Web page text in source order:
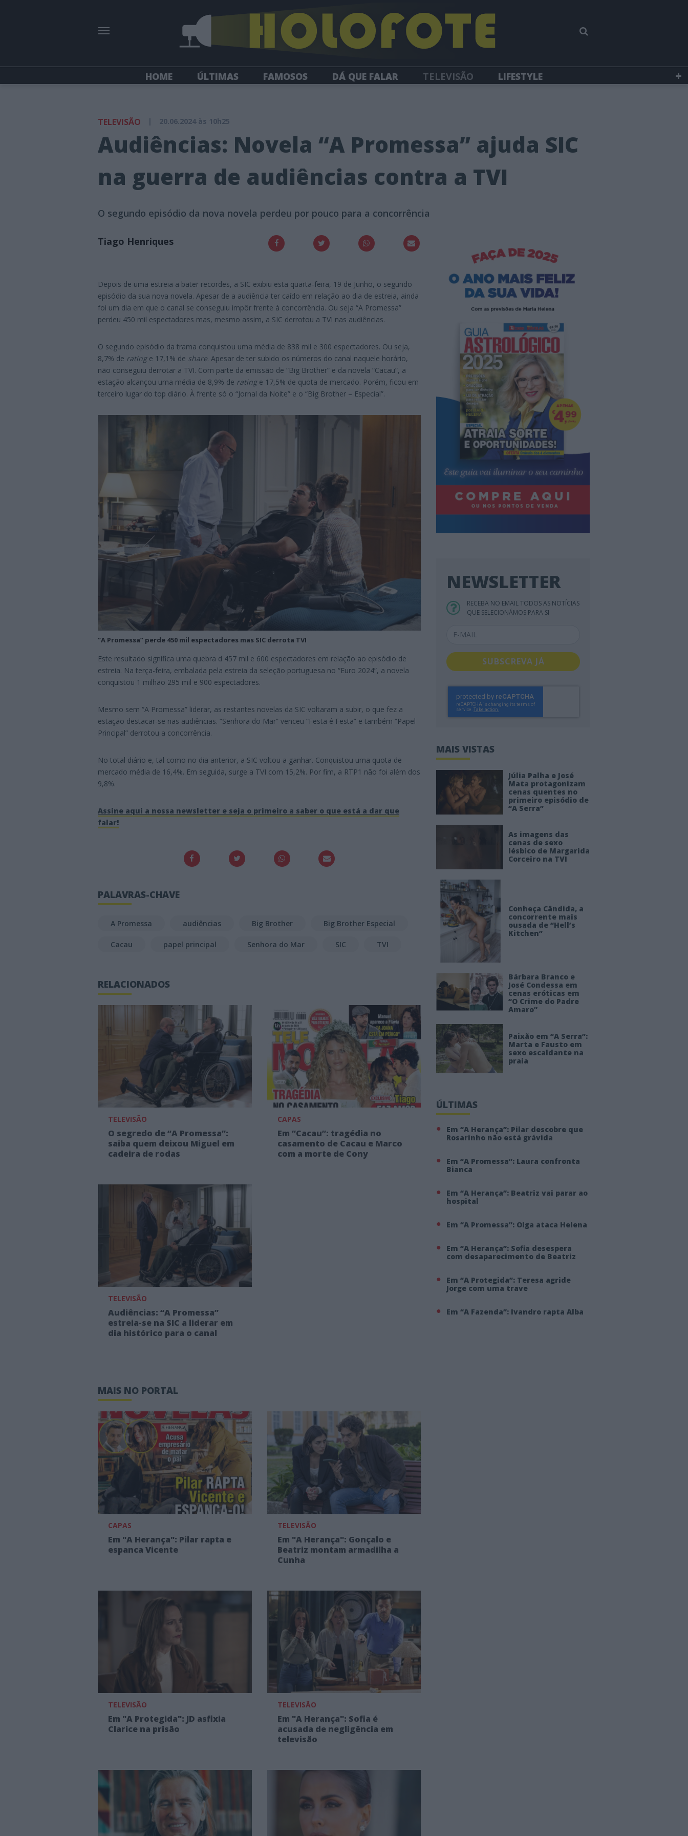
HOME ÚLTIMAS FAMOSOS DÁ QUE FALAR TELEVISÃO
LIFESTYLE
TELEVISÃO | 20.06.2024 às 10h25
Audiências: Novela “A Promessa” ajuda SIC
na guerra de audiências contra a TVI
O segundo episódio da nova novela perdeu por pouco para a concorrência
Tiago Henriques
Depois de uma estreia a bater recordes, a SIC exibiu esta quarta-feira, 19 de Junho, o segundo
episódio da sua nova novela. Apesar de a audiência ter caído em relação ao dia de estreia, ainda
foi um dia em que o canal se conseguiu impôr frente à concorrência. Ou seja “A Promessa”
perdeu 450 mil espectadores mas, mesmo assim, a SIC derrotou a TVI nas audiências.
O segundo episódio da trama conquistou uma média de 838 mil e 300 espectadores. Ou seja,
8,7% de ratinge 17,1% de share. Apesar de ter subido os números do canal naquele horário,
não conseguiu derrotar a TVI. Com parte da emissão de “Big Brother” e da novela “Cacau”, a
estação alcançou uma média de 8,9% de ratinge 17,5% de quota de mercado. Porém, ficou em
terceiro lugar do top diário. À frente só o “Jornal da Noite” e o “Big Brother – Especial”.
“A Promessa” perde 450 mil espectadores mas SIC derrota TVI
Este resultado significa uma quebra d 457 mil e 600 espectadores em relação ao episódio de
estreia. Na terça-feira, embalada pela estreia da seleção portuguesa no “Euro 2024”, a novela
conquistou 1 milhão 295 mil e 900 espectadores.
Mesmo sem “A Promessa” liderar, as restantes novelas da SIC voltaram a subir, o que fez a
estação destacar-se nas audiências. “Senhora do Mar” venceu “Festa é Festa” e também “Papel
Principal” derrotou a concorrência.
No total diário e, tal como no dia anterior, a SIC voltou a ganhar. Conquistou uma quota de
mercado média de 16,4%. Em seguida, surge a TVI com 15,2%. Por fim, a RTP1 não foi além dos
9,8%.
Assine aqui a nossa newsletter e seja o primeiro a saber o que está a dar que
falar!
PALAVRAS-CHAVE
A Promessa audiências Big Brother Big Brother Especial
Cacau papel principal Senhora do Mar SIC TVI
RELACIONADOS
TELEVISÃO
O segredo de “A Promessa”:
saiba quem deixou Miguel em
cadeira de rodas
CAPAS
Em “Cacau”: tragédia no
casamento de Cacau e Marco
com a morte de Cony
TELEVISÃO
Audiências: “A Promessa”
estreia-se na SIC a liderar em
dia histórico para o canal
MAIS NO PORTAL
CAPAS
Em "A Herança": Pilar rapta e
espanca Vicente
TELEVISÃO
Em "A Herança": Gonçalo e
Beatriz montam armadilha a
Cunha
TELEVISÃO
Em "A Protegida": JD asfixia
Clarice na prisão
TELEVISÃO
Em "A Herança": Sofia é
acusada de negligência em
televisão
NEWSLETTER
RECEBA NO EMAIL TODOS AS NOTÍCIAS
QUE SELECIONÁMOS PARA SI
SUBSCREVA JÁ
MAIS VISTAS
Júlia Palha e José
Mata protagonizam
cenas quentes no
primeiro episódio de
“A Serra”
As imagens das
cenas de sexo
lésbico de Margarida
Corceiro na TVI
Conheça Cândida, a
concorrente mais
ousada de “Hell’s
Kitchen”
Bárbara Branco e
José Condessa em
cenas eróticas em
“O Crime do Padre
Amaro”
Paixão em “A Serra”:
Marta e Fausto em
sexo escaldante na
praia
ÚLTIMAS
Em “A Herança”: Pilar descobre que
Rosarinho não está grávida
Em “A Promessa”: Laura confronta
Bianca
Em “A Herança”: Beatriz vai parar ao
hospital
Em “A Promessa”: Olga ataca Helena
Em “A Herança”: Sofia desespera
com desaparecimento de Beatriz
Em “A Protegida”: Teresa agride
Jorge com uma trave
Em “A Fazenda”: Ivandro rapta Alba